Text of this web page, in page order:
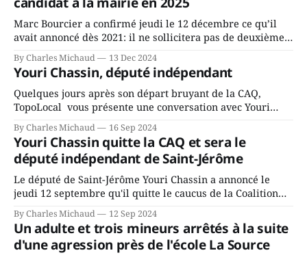
Marc Bourcier a confirmé jeudi le 12 décembre ce qu’il
avait annoncé dès 2021: il ne sollicitera pas de deuxième
mandat à titre de maire de Saint-Jérôme. Bourcier en a
fait l’annonce en s’adressant aux employés de la ville,
rassemblés en soirée pour leur traditionnel souper
By Charles Michaud 13 Dec 2024
Youri Chassin, député indépendant
Quelques jours après son départ bruyant de la CAQ,
TopoLocal vous présente une conversation avec Youri
Chassin. Nous avons causé de sa décision. Y songeait-il
depuis longtemps? Sera-t-il candidat indépendant dans 2
ans? Joindrait-il un autre parti, par exemple les
conservateurs d’Éric Duhaime? Que lui
By Charles Michaud 16 Sep 2024
Youri Chassin quitte la CAQ et sera le
député indépendant de Saint-Jérôme
Le député de Saint-Jérôme Youri Chassin a annoncé le
jeudi 12 septembre qu'il quitte le caucus de la Coalition
Avenir Québec de François Legault parce qu'il est déçu du
gouvernement de la CAQ, surtout de son incapacité, qu'il
juge chronique, à offrir des
By Charles Michaud 12 Sep 2024
Un adulte et trois mineurs arrêtés à la suite
d'une agression près de l'école La Source